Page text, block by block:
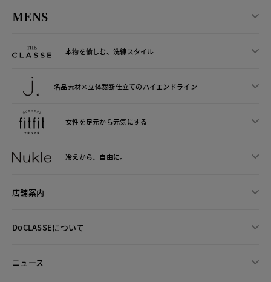
MENS
本物を愉しむ、洗練スタイル
名品素材×立体裁断仕立てのハイエンドライン
女性を足元から元気にする
冷えから、 自由に。
店舗案内
DoCLASSEについて
ニュース